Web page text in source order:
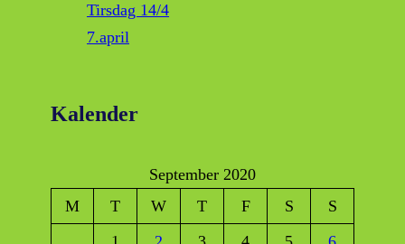
Tirsdag 14/4
7.april
Kalender
September 2020
M
T W T F S
S